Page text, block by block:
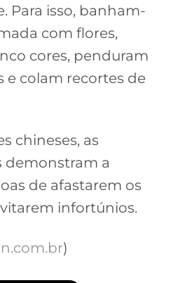
Para isso, banham-
com flores,
cores, penduram
e colam recortes de
chineses, as
demonstram a
de afastarem os
infortúnios.
)